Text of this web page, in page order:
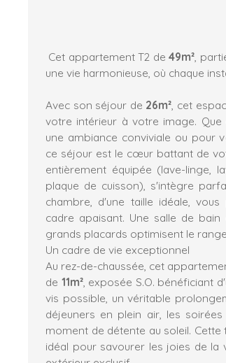
Cet appartement T2 de49m² ,
une vie harmonieuse, où chaque
Avec son séjour de 26m² , cet
votre intérieur à votre image.
une ambiance conviviale ou pour
ce séjour est le cœur battant de
entièrement équipée (lave-linge,
plaque de cuisson), s'intègre
chambre, d'une taille idéale,
cadre apaisant. Une salle de
grands placards optimisent le
Un cadre de vie exceptionnel
Au rez-de-chaussée, cet
de 11m², exposée S.O. bénéficiant
vis possible, un véritable
déjeuners en plein air, les
moment de détente au soleil.
idéal pour savourer les joies de